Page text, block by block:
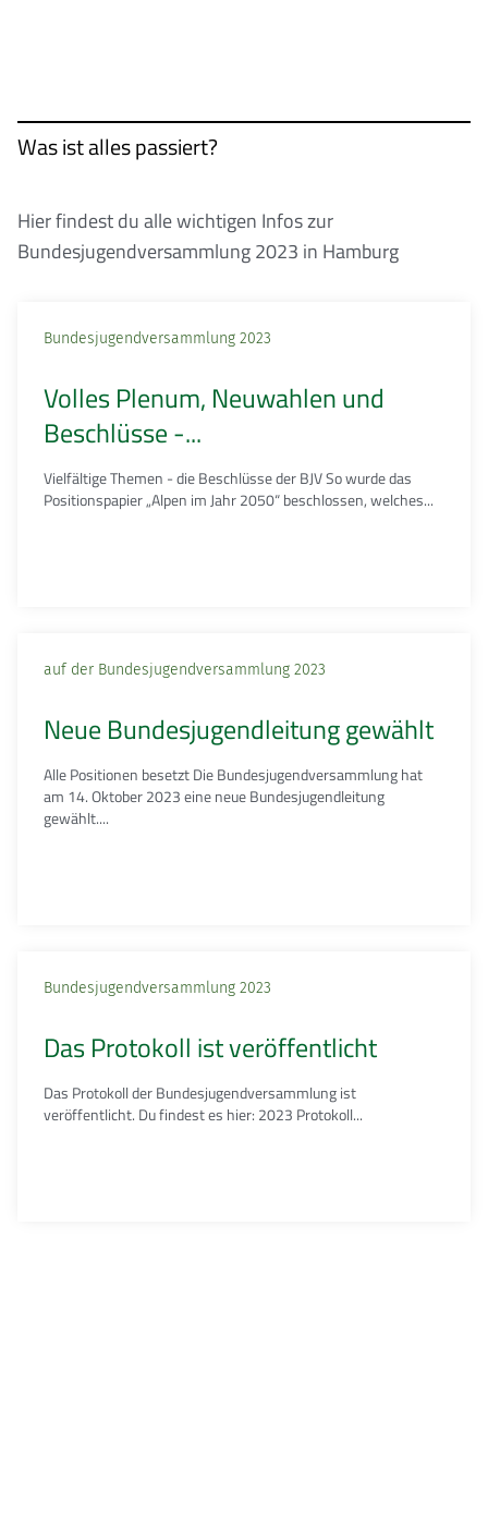
Was ist alles passiert?
Hier findest du alle wichtigen Infos zur
Bundesjugendversammlung 2023 in Hamburg
Bundesjugendversammlung 2023
Volles Plenum, Neuwahlen und
Beschlüsse -...
Vielfältige Themen - die Beschlüsse der BJV So wurde das
Positionspapier „Alpen im Jahr 2050“ beschlossen, welches...
auf der Bundesjugendversammlung 2023
Neue Bundesjugendleitung gewählt
Alle Positionen besetzt Die Bundesjugendversammlung hat
am 14. Oktober 2023 eine neue Bundesjugendleitung
gewählt....
Bundesjugendversammlung 2023
Das Protokoll ist veröffentlicht
Das Protokoll der Bundesjugendversammlung ist
veröffentlicht. Du findest es hier: 2023 Protokoll...